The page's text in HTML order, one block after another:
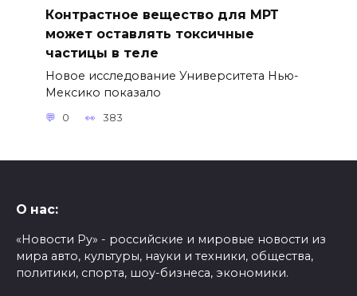
Контрастное вещество для МРТ
может оставлять токсичные
частицы в теле
Новое исследование Университета Нью-
Мексико показало
0 383
О нас:
«Новости Ру» - российские и мировые новости из
мира авто, культуры, науки и техники, общества,
политики, спорта, шоу-бизнеса, экономики.